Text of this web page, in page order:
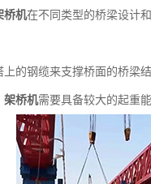
桥机在不同类型的桥梁设计
钢缆来支撑桥面的桥梁结
架桥机需要具备较大的起重